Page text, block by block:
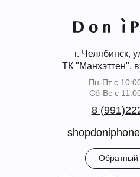
г. Челябинск,
ТК "Манхэттен",
Пн-Пт с
Сб-Вс с
Обратный
8